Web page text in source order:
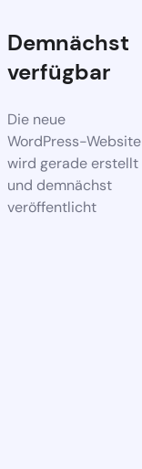
Demnächst
verfügbar
Die neue
WordPress-Website
wird gerade erstellt
und demnächst
veröffentlicht